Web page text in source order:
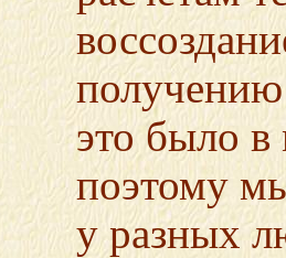
это было
поэтому
у разных